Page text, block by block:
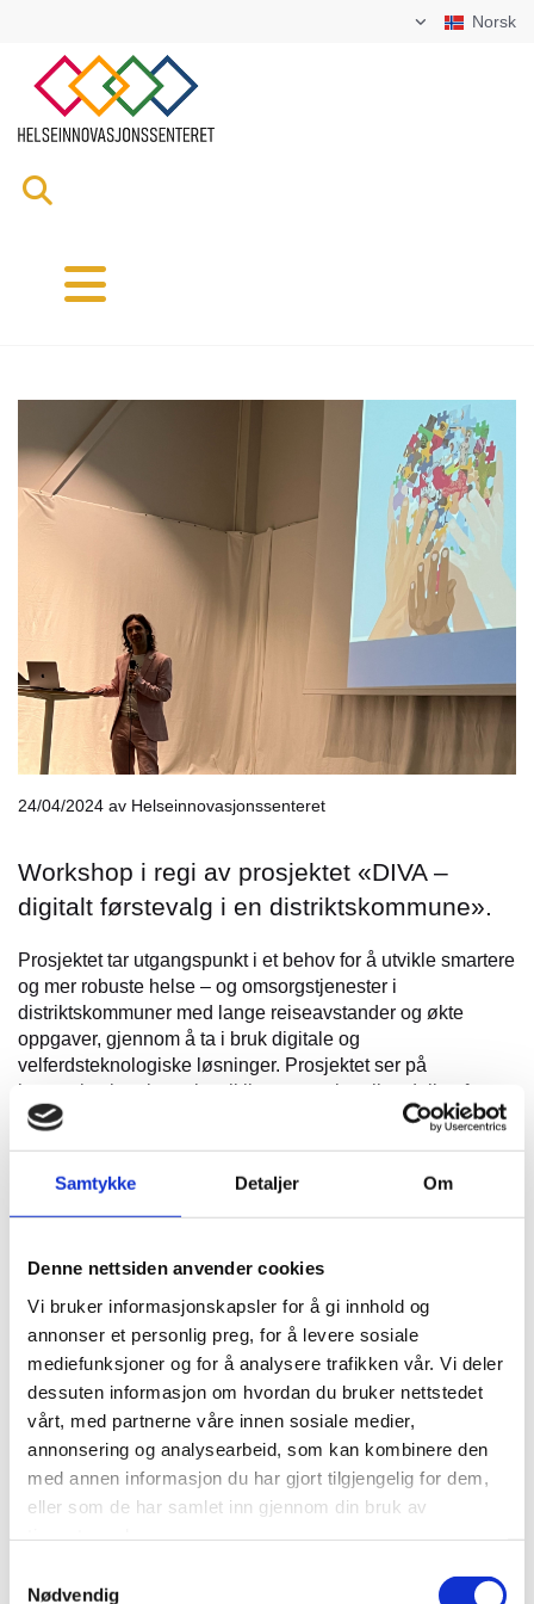
Samtykke Detaljer Om
Denne nettsiden anvender cookies
Vi bruker informasjonskapsler for å gi innhold og
annonser et personlig preg, for å levere sosiale
mediefunksjoner og for å analysere trafikken vår. Vi deler
dessuten informasjon om hvordan du bruker nettstedet
vårt, med partnerne våre innen sosiale medier,
annonsering og analysearbeid, som kan kombinere den
med annen informasjon du har gjort tilgjengelig for dem,
eller som de har samlet inn gjennom din bruk av
Nødvendig
Norsk
24/04/2024 av Helseinnovasjonssenteret
Workshop i regi av prosjektet «DIVA –
digitalt førstevalg i en distriktskommune».
Prosjektet tar utgangspunkt i et behov for å utvikle smartere
og mer robuste helse – og omsorgstjenester i
distriktskommuner med lange reiseavstander og økte
oppgaver, gjennom å ta i bruk digitale og
velferdsteknologiske løsninger. Prosjektet ser på
innovative løsninger i utviklingen av virtuell avdeling for
hjemmeboende personer med komplekse tjenestebehov.
Robert Verlo i Vestvågøy kommune i Lofoten og holdt
workshop i regi av prosjektet «DIVA – digitalt førstevalg i
Prosjektet tar utgangspunkt i et behov for å utvikle smartere
og mer robuste helse – og omsorgstjenester i
distriktskommuner med lange reiseavstander og økte
oppgaver, gjennom å ta i bruk digitale og
velferdsteknologiske løsninger. Prosjektet ser på
innovative løsninger i utviklingen av virtuell avdeling for
hjemmeboende personer med komplekse tjenestebehov.
En virtuell avdeling er en avdeling som ikke finnes fysisk i
et bygg eller i en institusjon, men som tilbyr samme
kompetanse og oppfølging i brukerens hjem.
organisasjonsmodellen for innsatsteam som har vært